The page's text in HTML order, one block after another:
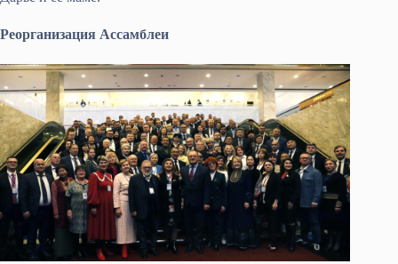
Реорганизация Ассамблеи